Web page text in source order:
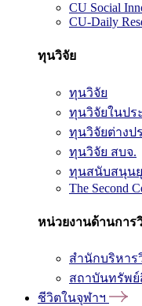
CU Social
CU-Daily
ทุนวิจัย
ทุนวิจัย
ทุนวิจัยในปร
ทุนวิจัยต่างป
ทุนวิจัย สบจ.
ทุนสนับสนุน
The Second
หน่วยงานด้านการ
สำนักบริหาร
สถาบันทรัพ
ชีวิตในจุฬาฯ